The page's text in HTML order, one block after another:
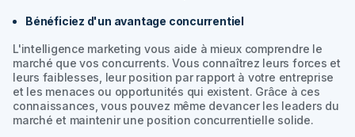
Bénéficiez d'un avantage concurrentiel
L'intelligence marketing vous aide à mieux comprendre le
marché que vos concurrents. Vous connaîtrez leurs forces et
leurs faiblesses, leur position par rapport à votre entreprise
et les menaces ou opportunités qui existent. Grâce à ces
connaissances, vous pouvez même devancer les leaders du
marché et maintenir une position concurrentielle solide.